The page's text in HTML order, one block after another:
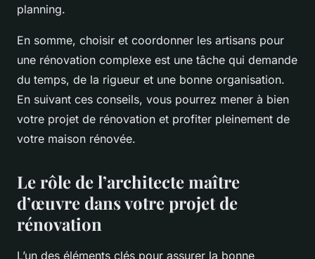
planning.
En somme, choisir et coordonner les artisans pour
une rénovation complexe est une tâche qui demande
du temps, de la rigueur et une bonne organisation.
En suivant ces conseils, vous pourrez mener à bien
votre projet de rénovation et profiter pleinement de
votre maison rénovée.
Le rôle de l’architecte maître
d’œuvre dans votre projet de
rénovation
L’un des éléments clés pour assurer la bonne